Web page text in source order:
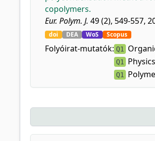
copolymers.
Eur. Polym. J. 49 (2), 549-557,
doi DEA WoS Scopus
Folyóirat-mutatók: Q1
Q1
Q1